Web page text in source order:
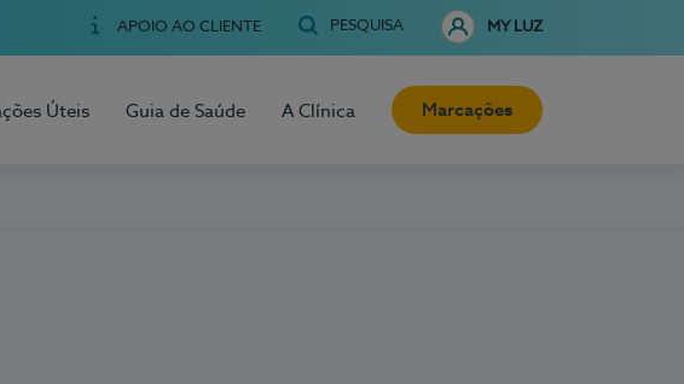
APOIO AO CLIENTE PESQUISA MY LUZ
Úteis Guia de Saúde A Clínica Marcações